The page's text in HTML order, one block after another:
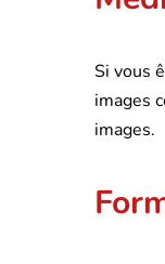
Si vous
images
images.